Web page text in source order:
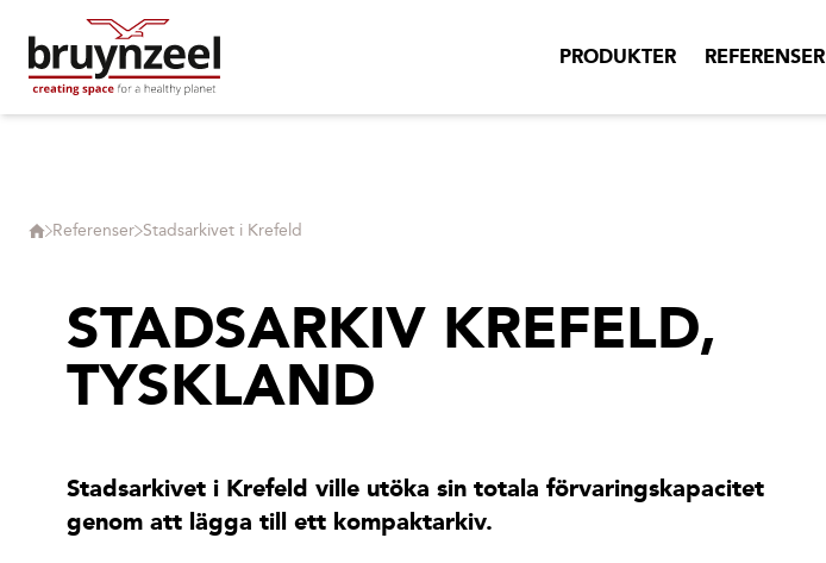
PRODUKTER REFERENSER
Referenser Stadsarkivet i Krefeld
STADSARKIV KREFELD,
TYSKLAND
Stadsarkivet i Krefeld ville utöka sin totala förvaringskapacitet
genom att lägga till ett kompaktarkiv.